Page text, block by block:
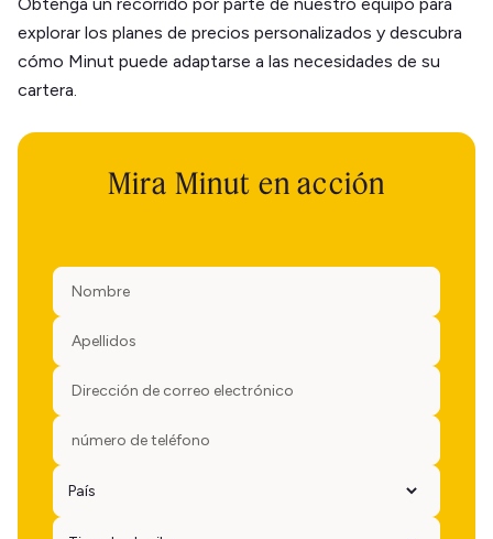
explorar los planes de precios personalizados y descubra
cómo Minut puede adaptarse a las necesidades de su
cartera.
Mira Minut en acción